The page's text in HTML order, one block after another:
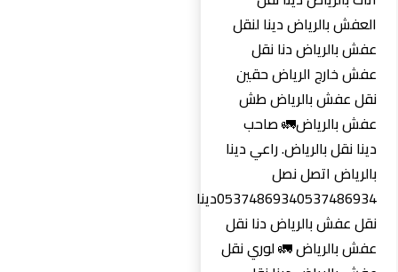
العفش بالرياض دينا لنقل
عفش بالرياض دنا نقل
عفش خارج الرياض حقين
نقل عفش بالرياض طش
عفش بالرياض🚛 صاحب
دينا نقل بالرياض. راعي دينا
بالرياض اتصل نصل
0537486934‏0537486934دينا
نقل عفش بالرياض دنا نقل
عفش بالرياض 🚛 لوري نقل